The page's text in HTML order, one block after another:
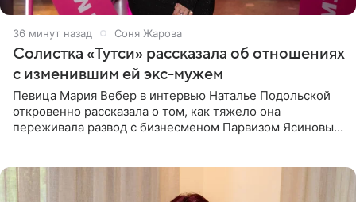
36 минут назад Соня Жарова
Солистка «Тутси» рассказала об отношениях
с изменившим ей экс-мужем
Певица Мария Вебер в интервью Наталье Подольской
откровенно рассказала о том, как тяжело она
переживала развод с бизнесменом Парвизом Ясиновым.